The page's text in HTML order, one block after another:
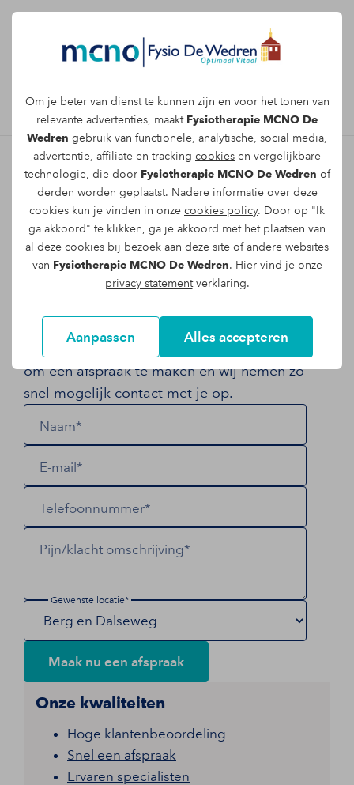
Om je beter van dienst te kunnen zijn en voor het tonen van
relevante advertenties, maakt Fysiotherapie MCNO De
Wedren gebruik van functionele, analytische, social media,
advertentie, affiliate en tracking cookies en vergelijkbare
technologie, die door Fysiotherapie MCNO De Wedren of
derden worden geplaatst. Nadere informatie over deze
cookies kun je vinden in onze cookies policy. Door op "Ik
ga akkoord" te klikken, ga je akkoord met het plaatsen van
al deze cookies bij bezoek aan deze site of andere websites
van Fysiotherapie MCNO De Wedren. Hier vind je onze
privacy statementverklaring.
Aanpassen Alles accepteren
Afspraak maken
Direct online een afspraak
maken met een
fysiotherapeut voor het
behandelen van kniepijn
gemakkelijk online. Vul jouw gegevens in
om een afspraak te maken en wij nemen zo
snel mogelijk contact met je op.
Naam*
E-mail*
Telefoonnummer*
Pijn/klacht omschrijving*
Gewenste locatie*
Maak nu een afspraak
Onze kwaliteiten
Hoge klantenbeoordeling
Snel een afspraak
Ervaren specialisten